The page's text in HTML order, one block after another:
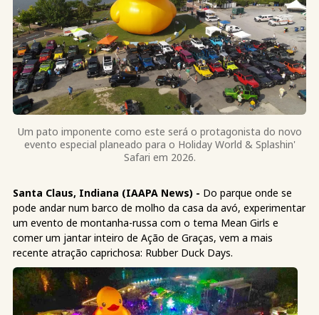
Um pato imponente como este será o protagonista do novo
evento especial planeado para o Holiday World & Splashin'
Safari em 2026.
Santa Claus, Indiana (IAAPA News) - Do parque onde se
pode andar num barco de molho da casa da avó, experimentar
um evento de montanha-russa com o tema Mean Girls e
comer um jantar inteiro de Ação de Graças, vem a mais
recente atração caprichosa: Rubber Duck Days.